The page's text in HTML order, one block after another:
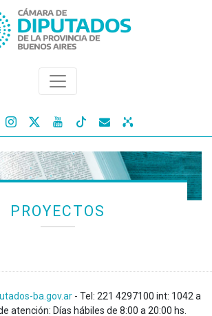
  
PROYECTOS
ba.gov.ar - Tel: 221 4297100 int: 1042 a
atención: Días hábiles de 8:00 a 20:00 hs.